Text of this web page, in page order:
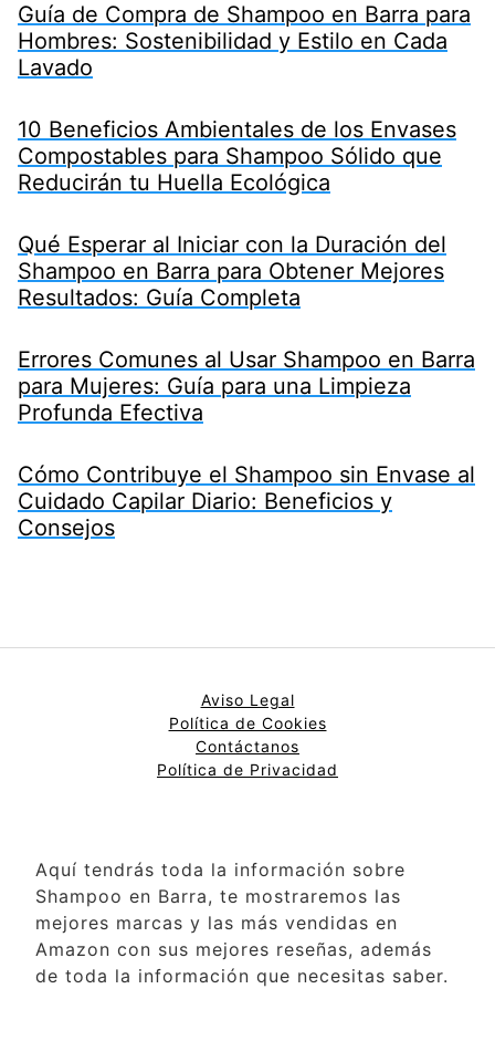
Guía de Compra de Shampoo en Barra para
Hombres: Sostenibilidad y Estilo en Cada
Lavado
10 Beneficios Ambientales de los Envases
Compostables para Shampoo Sólido que
Reducirán tu Huella Ecológica
Qué Esperar al Iniciar con la Duración del
Shampoo en Barra para Obtener Mejores
Resultados: Guía Completa
Errores Comunes al Usar Shampoo en Barra
para Mujeres: Guía para una Limpieza
Profunda Efectiva
Cómo Contribuye el Shampoo sin Envase al
Cuidado Capilar Diario: Beneficios y
Consejos
Aviso Legal
Política de Cookies
Contáctanos
Política de Privacidad
Aquí tendrás toda la información sobre
Shampoo en Barra, te mostraremos las
mejores marcas y las más vendidas en
Amazon con sus mejores reseñas, además
de toda la información que necesitas saber.